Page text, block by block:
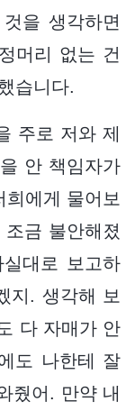
을 생각하면
머리 없는 건
습니다.
주로 저와 제
안 책임자가
에게 물어보
금 불안해졌
대로 보고하
지. 생각해 보
다 자매가 안
도 나한테 잘
줬어. 만약 내